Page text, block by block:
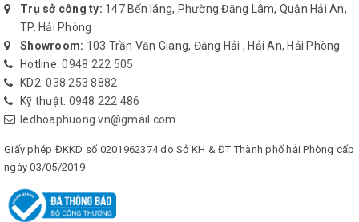
Trụ sở công ty: 147 Bến láng, Phường Đằng Lâm, Quận Hải An,
TP. Hải Phòng
Showroom: 103 Trần Văn Giang, Đằng Hải , Hải An, Hải Phòng
Hotline:0948 222 505
KD2:038 253 8882
Kỹ thuật: 0948 222 486
ledhoaphuong.vn@gmail.com
Giấy phép ĐKKD số 0201962374 do Sở KH & ĐT Thành phố hải Phòng cấp
ngày 03/05/2019